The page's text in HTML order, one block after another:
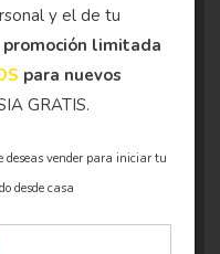
y el de tu
limitada
para nuevos
GRATIS.
vender para iniciar tu
desde casa